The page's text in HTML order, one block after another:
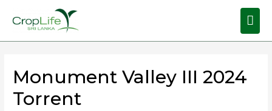
Monument Valley III 2024
Torrent